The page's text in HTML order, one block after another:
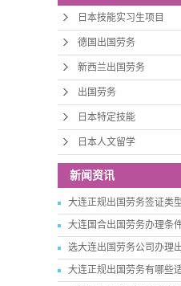
日本技能实习生项目
德国出国劳务
新西兰出国劳务
出国劳务
日本特定技能
日本人文留学
新闻资讯
大连正规出国劳务签证类
大连国合出国劳务办理条
选大连出国劳务公司办理
大连正规出国劳务有哪些